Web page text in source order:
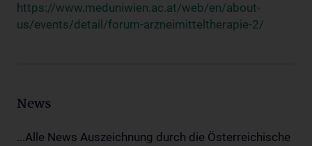
https://www.meduniwien.ac.at/web/en/about-
us/events/detail/forum-arzneimitteltherapie-2/
News
...Alle News Auszeichnung durch die Österreichische